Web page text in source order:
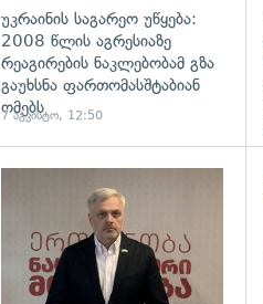
უკრაინის საგარეო უწყება:
2008 წლის აგრესიაზე
რეაგირების ნაკლებობამ გზა
გაუხსნა ფართომასშტაბიან
ომებს
7 აგვისტო, 12:50